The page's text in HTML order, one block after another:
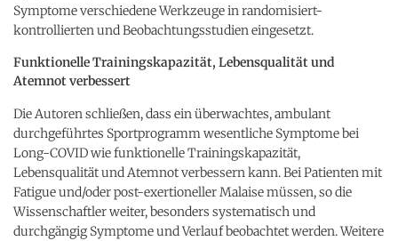
Symptome verschiedene Werkzeuge in randomisiert-
kontrollierten und Beobachtungsstudien eingesetzt.
Funktionelle Trainingskapazität, Lebensqualität und
Atemnot verbessert
Die Autoren schließen, dass ein überwachtes, ambulant
durchgeführtes Sportprogramm wesentliche Symptome bei
Long-COVID wie funktionelle Trainingskapazität,
Lebensqualität und Atemnot verbessern kann. Bei Patienten mit
Fatigue und/oder post-exertioneller Malaise müssen, so die
Wissenschaftler weiter, besonders systematisch und
durchgängig Symptome und Verlauf beobachtet werden. Weitere